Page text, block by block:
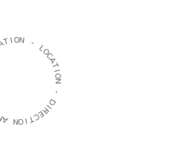
TION -
LO
C
A
T
I
O
N
-
D
I
R
E
C
T
I
O
N